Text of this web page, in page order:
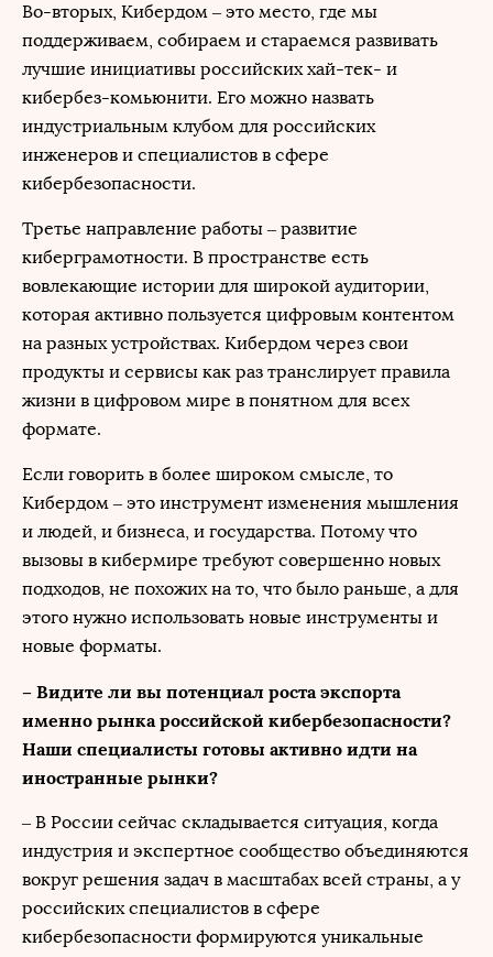
Во-вторых, Кибердом – это место, где мы
поддерживаем, собираем и стараемся развивать
лучшие инициативы российских хай-тек- и
кибербез-комьюнити. Его можно назвать
индустриальным клубом для российских
инженеров и специалистов в сфере
кибербезопасности.
Третье направление работы – развитие
киберграмотности. В пространстве есть
вовлекающие истории для широкой аудитории,
которая активно пользуется цифровым контентом
на разных устройствах. Кибердом через свои
продукты и сервисы как раз транслирует правила
жизни в цифровом мире в понятном для всех
формате.
Если говорить в более широком смысле, то
Кибердом – это инструмент изменения мышления
и людей, и бизнеса, и государства. Потому что
вызовы в кибермире требуют совершенно новых
подходов, не похожих на то, что было раньше, а для
этого нужно использовать новые инструменты и
новые форматы.
– Видите ли вы потенциал роста экспорта
именно рынка российской кибербезопасности?
Наши специалисты готовы активно идти на
иностранные рынки?
– В России сейчас складывается ситуация, когда
индустрия и экспертное сообщество объединяются
вокруг решения задач в масштабах всей страны, а у
российских специалистов в сфере
кибербезопасности формируются уникальные